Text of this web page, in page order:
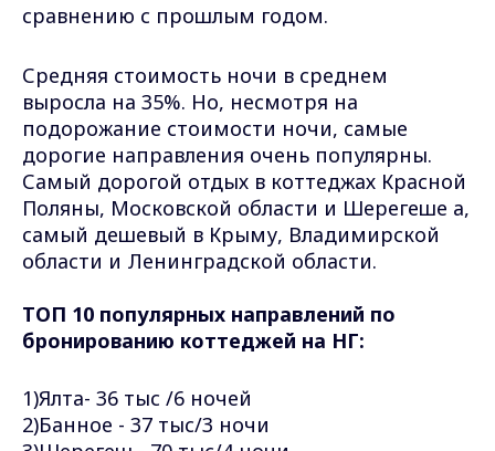
сравнению с прошлым годом.
Средняя стоимость ночи в среднем
выросла на 35%. Но, несмотря на
подорожание стоимости ночи, самые
дорогие направления очень популярны.
Самый дорогой отдых в коттеджах Красной
Поляны, Московской области и Шерегеше а,
самый дешевый в Крыму, Владимирской
области и Ленинградской области.
ТОП 10 популярных направлений по
бронированию коттеджей на НГ:
1)Ялта- 36 тыс /6 ночей
2)Банное - 37 тыс/3 ночи